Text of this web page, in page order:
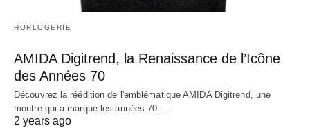
HORLOGERIE
AMIDA Digitrend, la Renaissance de l’Icône
des Années 70
Découvrez la réédition de l'emblématique AMIDA Digitrend, une
montre qui a marqué les années 70.…
2 years ago